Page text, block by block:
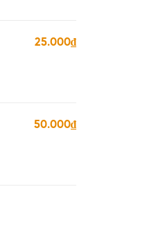
25.000₫
50.000₫